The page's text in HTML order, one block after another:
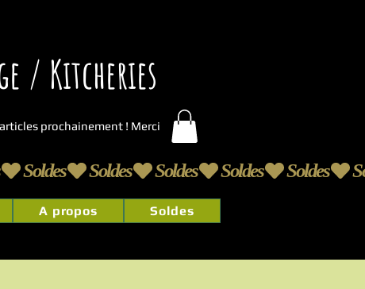
/ Kitcheries
prochainement ! Merci
A propos Soldes